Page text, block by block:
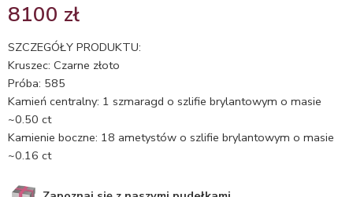
8100 zł
SZCZEGÓŁY PRODUKTU:
Kruszec: Czarne złoto
Próba: 585
Kamień centralny: 1 szmaragd o szlifie brylantowym o masie
~0.50 ct
Kamienie boczne: 18 ametystów o szlifie brylantowym o masie
~0.16 ct